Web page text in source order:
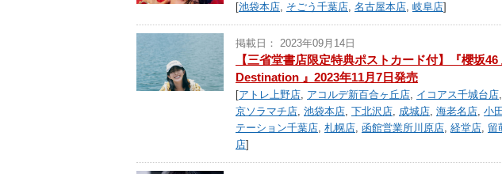
[池袋本店, そごう千葉店, 名古屋本店, 岐阜店]
掲載日： 2023年09月14日
【三省堂書店限定特典ポストカード付】『櫻坂
Destination 』2023年11月7日発売
[アトレ上野店, アコルデ新百合ヶ丘店, イコアス千城台店,
京ソラマチ店, 池袋本店, 下北沢店, 成城店, 海老名店, 小
テーション千葉店, 札幌店, 函館営業所川原店, 経堂店, 留
店]